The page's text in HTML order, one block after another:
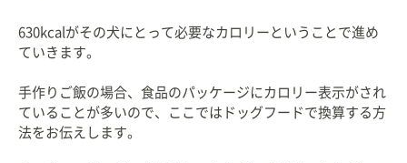
630kcalがその犬にとって必要なカロリーということで進め
ていきます。
手作りご飯の場合、食品のパッケージにカロリー表示がされ
ていることが多いので、ここではドッグフードで換算する方
法をお伝えします。